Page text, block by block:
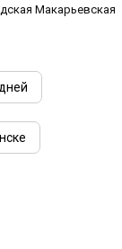
Макарьевская